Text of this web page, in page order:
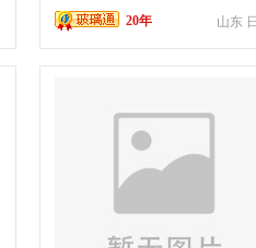
山东
20年